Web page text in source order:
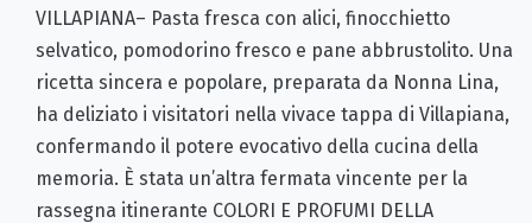
VILLAPIANA– Pasta fresca con alici, finocchietto
selvatico, pomodorino fresco e pane abbrustolito. Una
ricetta sincera e popolare, preparata da Nonna Lina,
ha deliziato i visitatori nella vivace tappa di Villapiana,
confermando il potere evocativo della cucina della
memoria. È stata un’altra fermata vincente per la
rassegna itinerante COLORI E PROFUMI DELLA